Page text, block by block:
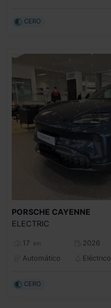
CERO
PORSCHE CAYENNE
ELECTRIC
17 km
2026
Automático
Eléctrico
CERO